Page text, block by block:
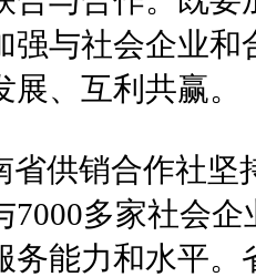
强与社会企业
、互利共赢。
供销合作社坚
7000多家社会
务能力和水平